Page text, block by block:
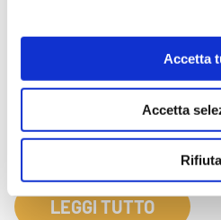
Accetta
Accetta
Rifiuta
l’Accordo Multilaterale M343 –
substances of UN 3082 and the
performance tests of the
presente accordo si applica
ai materiali correlati alle
ai materiali correlati agli […]
LEGGI TUTTO